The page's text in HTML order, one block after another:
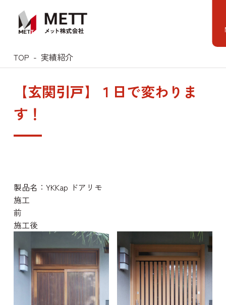
content
TOP 実績紹介
【玄関引戸】１日で変わりま
す！
製品名：YKKap ドアリモ
施工
施工後